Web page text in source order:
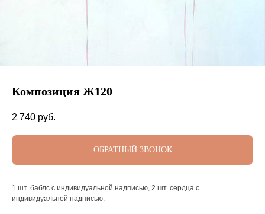
Композиция Ж120
2 740 руб.
ОБРАТНЫЙ ЗВОНОК
1 шт. баблс с индивидуальной надписью, 2 шт. сердца с
индивидуальной надписью.